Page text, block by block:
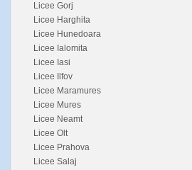
Licee Gorj
Licee Harghita
Licee Hunedoara
Licee Ialomita
Licee Iasi
Licee Ilfov
Licee Maramures
Licee Mures
Licee Neamt
Licee Olt
Licee Prahova
Licee Salaj